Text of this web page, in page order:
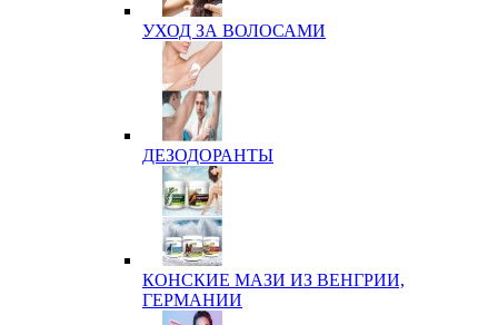
УХОД ЗА ВОЛОСАМИ
ДЕЗОДОРАНТЫ
КОНСКИЕ МАЗИ ИЗ ВЕНГРИИ,
ГЕРМАНИИ